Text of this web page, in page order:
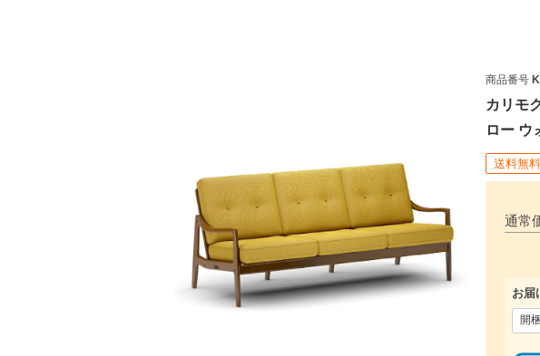
商品番号
カリモ
ロー ウ
送料無料
通常
お届